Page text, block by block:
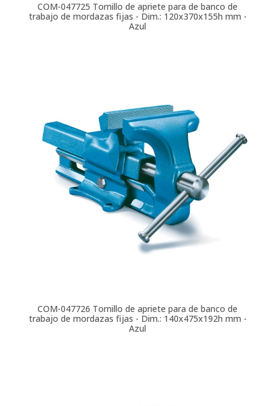
COM-047725 Tornillo de apriete para de banco de
trabajo de mordazas fijas - Dim.: 120x370x155h mm -
Azul
COM-047726 Tornillo de apriete para de banco de
trabajo de mordazas fijas - Dim.: 140x475x192h mm -
Azul